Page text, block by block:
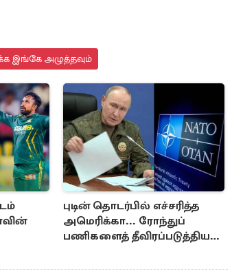
இங்கே அழுத்தவும்
புடின் தொடர்பில் எச்சரித்த
அமெரிக்கா... ரோந்துப்
பணிகளைத் தீவிரப்படுத்திய